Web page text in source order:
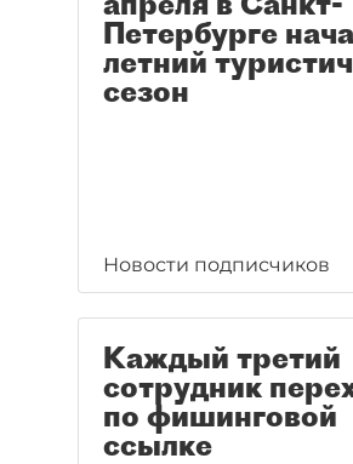
Петербурге
летний
сезон
Новости подписчиков
Каждый третий
сотрудник
по фишинговой
ссылке